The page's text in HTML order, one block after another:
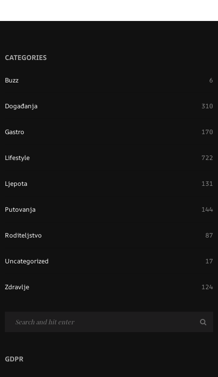
CATEGORIES
Buzz 6
Događanja 310
Gastro 170
Lifestyle 722
Ljepota 131
Putovanja 144
Roditeljstvo 87
Uncategorized 17
Zdravlje 124
GDPR